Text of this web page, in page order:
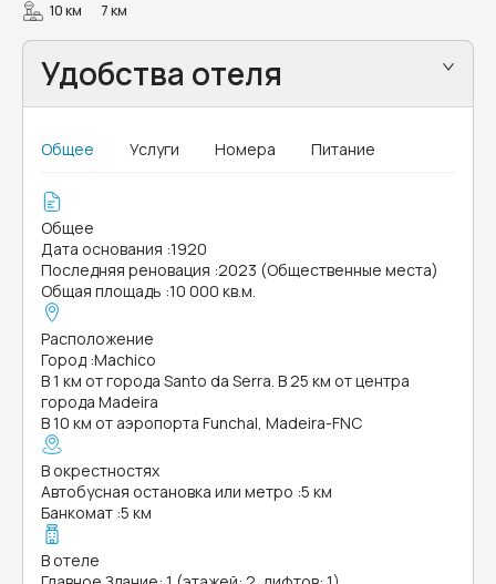
10 км 7 км
Удобства отеля
Общее Услуги Номера Питание
Общее
Дата основания :1920
Последняя реновация :2023 (Общественные места)
Общая площадь :10 000 кв.м.
Расположение
Город :Machico
В 1 км от города Santo da Serra. В 25 км от центра
города Madeira
В 10 км от аэропорта Funchal, Madeira-FNC
В окрестностях
Автобусная остановка или метро :5 км
Банкомат :5 км
В отеле